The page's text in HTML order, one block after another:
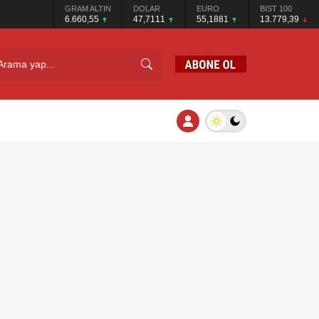
GRAM ALTIN
6.660,55
DOLAR
47,7111
EURO
55,1881
BIST 100
13.779,39